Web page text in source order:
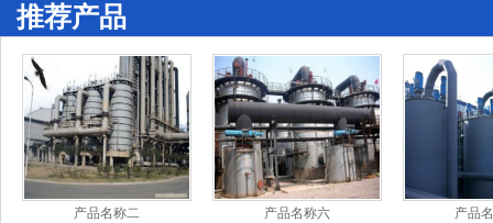
推荐产品
产品名称二 产品名称六 产品